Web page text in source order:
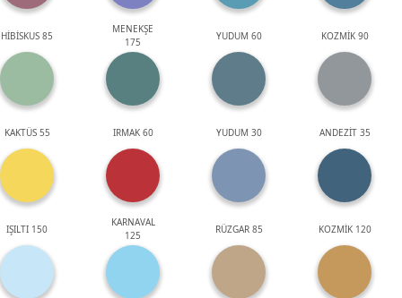
HİBİSKUS 85
MENEKŞE
175
YUDUM 60 KOZMİK 90
KAKTÜS 55 IRMAK 60 YUDUM 30 ANDEZİT 35
IŞILTI 150
KARNAVAL
125
RÜZGAR 85 KOZMİK 120